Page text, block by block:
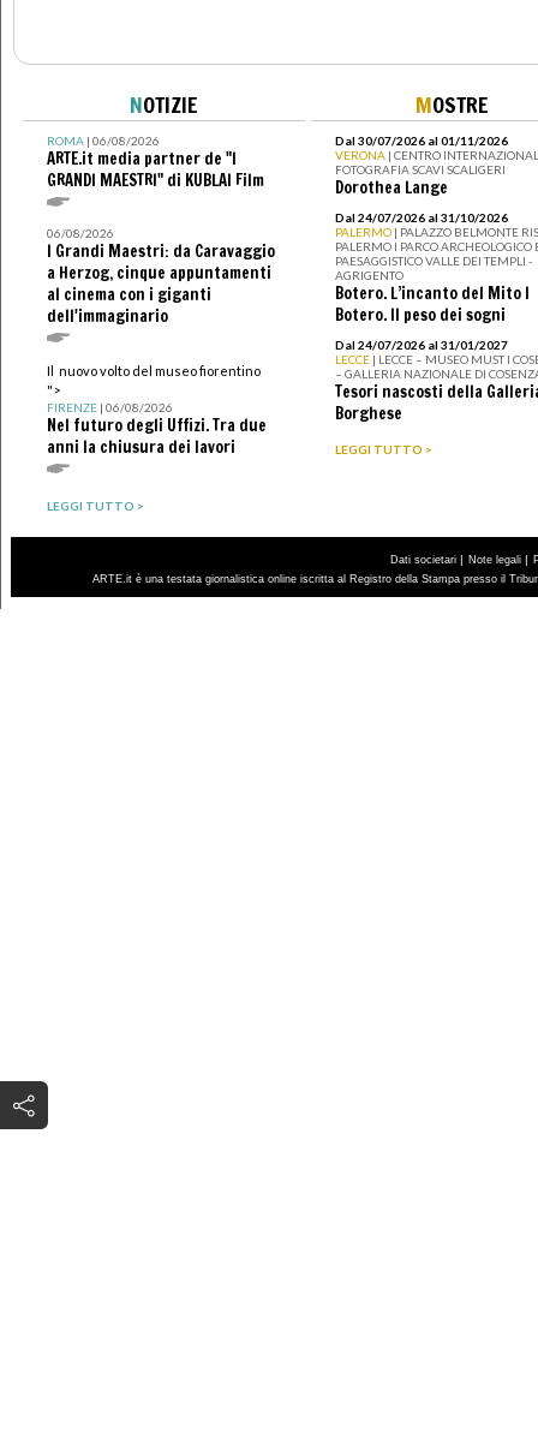
NOTIZIE
ROMA| 06/08/2026
ARTE.it media partner de "I
GRANDI MAESTRI" di KUBLAI Film
06/08/2026
I Grandi Maestri: da Caravaggio
a Herzog, cinque appuntamenti
al cinema con i giganti
dell'immaginario
Il nuovo volto del museo fiorentino
">
FIRENZE| 06/08/2026
Nel futuro degli Uffizi. Tra due
anni la chiusura dei lavori
LEGGI TUTTO >
MOSTRE
Dal 30/07/2026 al 01/11/2026
VERONA | CENTRO
FOTOGRAFIA SCAVI SCALIGERI
Dorothea Lange
Dal 24/07/2026 al 31/10/2026
PALERMO | PALAZZO BELMONTE
PALERMO I PARCO ARCHEOLOGICO
PAESAGGISTICO VALLE DEI TEMPLI -
AGRIGENTO
Botero. L’incanto del Mito I
Botero. Il peso dei sogni
Dal 24/07/2026 al 31/01/2027
LECCE | LECCE – MUSEO MUST I
– GALLERIA NAZIONALE DI
Tesori nascosti della
Borghese
LEGGI TUTTO >
Dati societari Note legali
ARTE.it è una testata giornalistica online iscritta al Registro della Stampa presso il